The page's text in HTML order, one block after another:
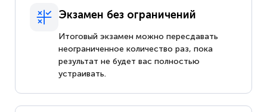
Экзамен без ограничений
Итоговый экзамен можно пересдавать
неограниченное количество раз, пока
результат не будет вас полностью
устраивать.